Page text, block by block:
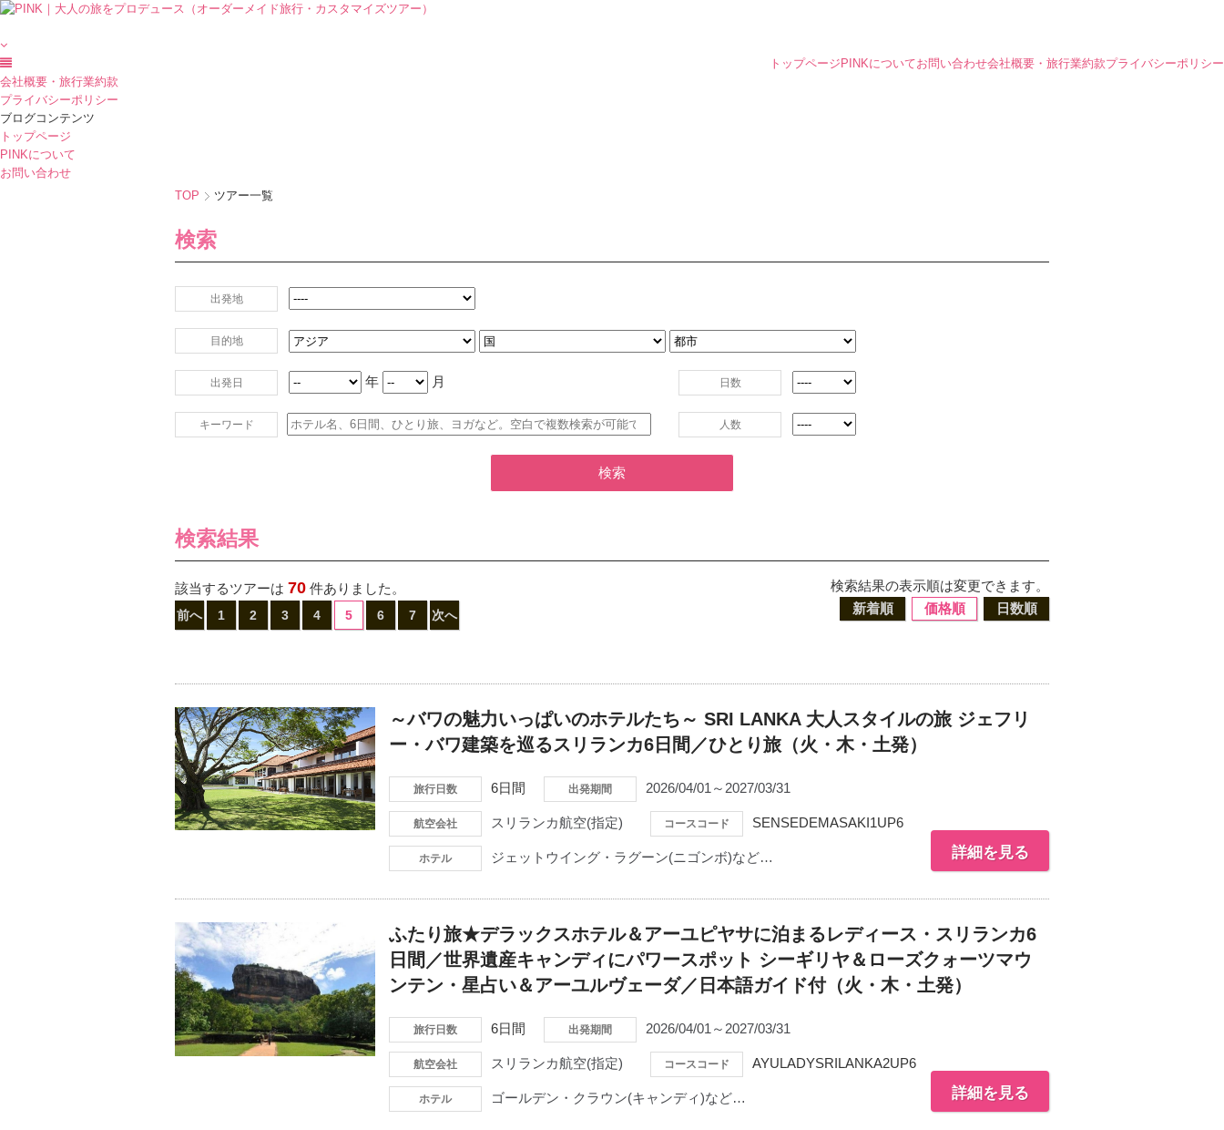
会社概要・旅行業約款プライバシーポリシー
トップページ PINKについてお問い合わせ
会社概要・旅行業約款
プライバシーポリシー
ブログコンテンツ
トップページ
PINKについて
お問い合わせ
TOP
ツアー一覧
検索
出発地
目的地
出発日 年 月 日数
キーワード 人数
検索
検索結果
該当するツアーは 70 件ありました。
前へ 1 2 3 4 5 6 7 次へ
検索結果の表示順は変更できます。
新着順
価格順 日数順
～バワの魅力いっぱいのホテルたち～ SRI LANKA 大人スタイルの旅 ジェフリ
ー・バワ建築を巡るスリランカ6日間／ひとり旅（火・木・土発）
旅行日数 6日間 出発期間 2026/04/01～2027/03/31
航空会社 スリランカ航空(指定) コースコード SENSEDEMASAKI1UP6
ホテル ジェットウイング・ラグーン(ニゴンボ)など… 詳細を見る
ふたり旅★デラックスホテル＆アーユピヤサに泊まるレディース・スリランカ6
日間／世界遺産キャンディにパワースポット シーギリヤ＆ローズクォーツマウ
ンテン・星占い＆アーユルヴェーダ／日本語ガイド付（火・木・土発）
旅行日数 6日間 出発期間 2026/04/01～2027/03/31
航空会社 スリランカ航空(指定) コースコード AYULADYSRILANKA2UP6
ホテル ゴールデン・クラウン(キャンディ)など… 詳細を見る